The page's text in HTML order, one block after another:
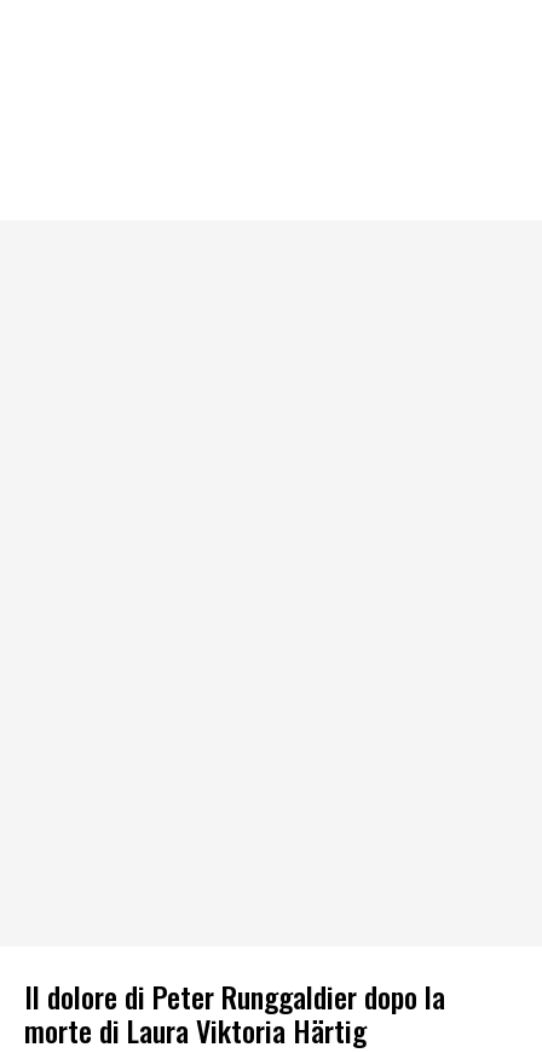
Il dolore di Peter Runggaldier dopo la
morte di Laura Viktoria Härtig